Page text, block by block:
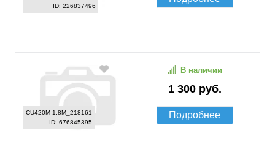
ID: 226837496
CU420M-1.8M_218161
ID: 676845395
1 300 руб.
В наличии
Подробнее